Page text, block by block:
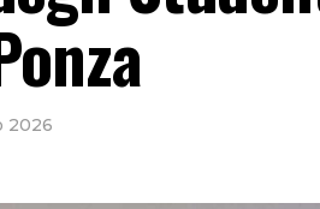
2026